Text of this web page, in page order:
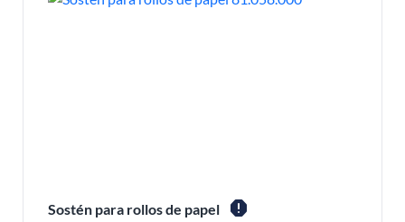
Sostén para rollos de papel report